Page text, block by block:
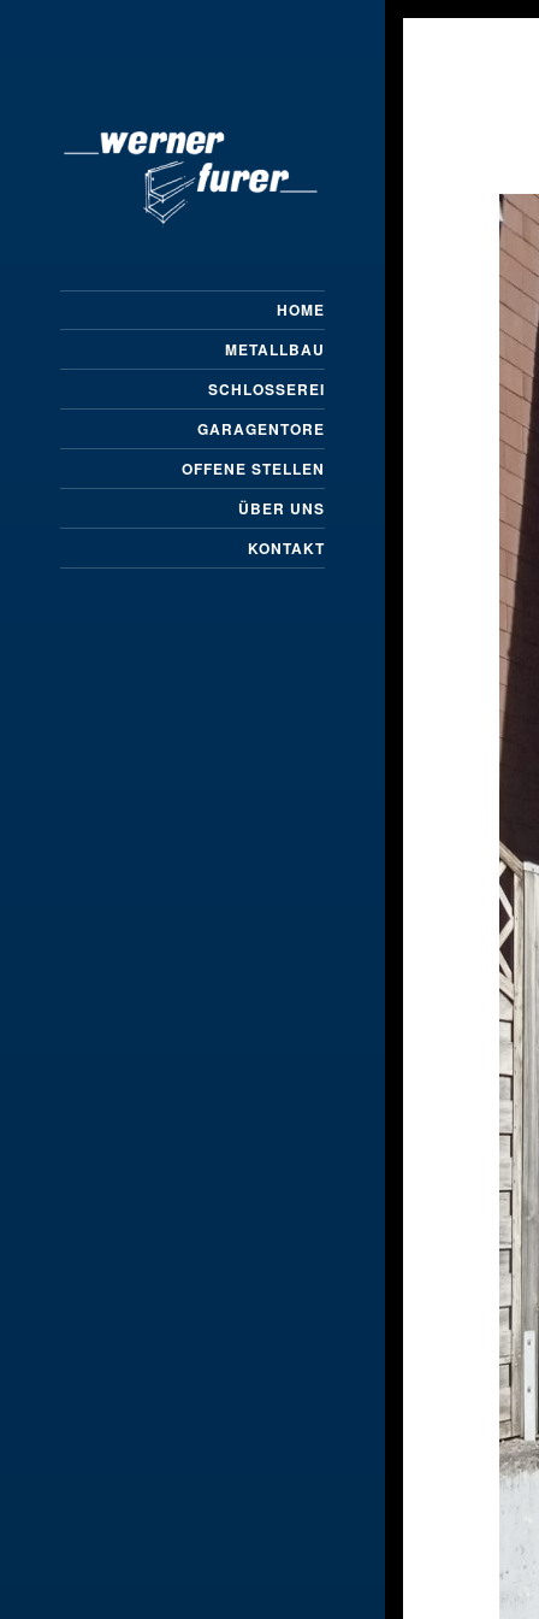
HOME
METALLBAU
SCHLOSSEREI
GARAGENTORE
OFFENE STELLEN
ÜBER UNS
KONTAKT